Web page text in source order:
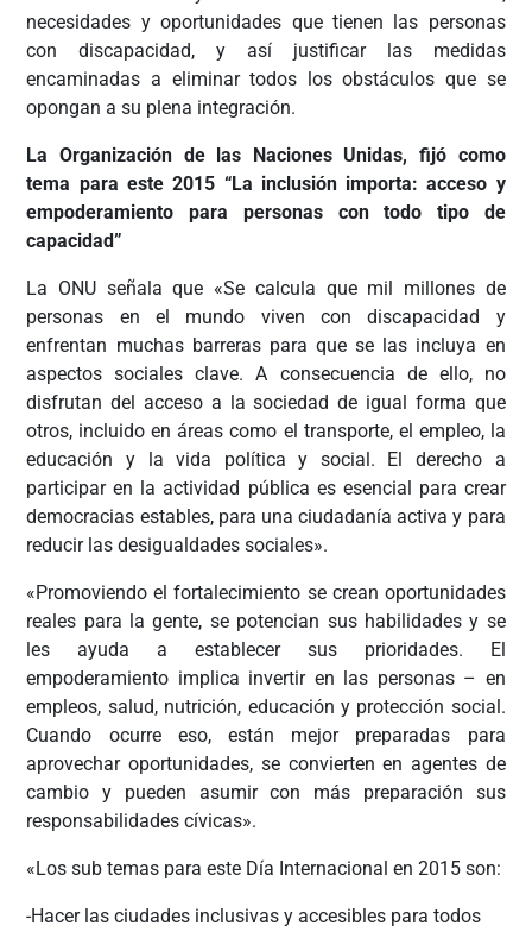
necesidades y oportunidades que tienen las personas
con discapacidad, y así justificar las medidas
encaminadas a eliminar todos los obstáculos que se
opongan a su plena integración.
La Organización de las Naciones Unidas, fijó como
tema para este 2015 “La inclusión importa: acceso y
empoderamiento para personas con todo tipo de
capacidad”
La ONU señala que «Se calcula que mil millones de
personas en el mundo viven con discapacidad y
enfrentan muchas barreras para que se las incluya en
aspectos sociales clave. A consecuencia de ello, no
disfrutan del acceso a la sociedad de igual forma que
otros, incluido en áreas como el transporte, el empleo, la
educación y la vida política y social. El derecho a
participar en la actividad pública es esencial para crear
democracias estables, para una ciudadanía activa y para
reducir las desigualdades sociales».
«Promoviendo el fortalecimiento se crean oportunidades
reales para la gente, se potencian sus habilidades y se
les ayuda a establecer sus prioridades. El
empoderamiento implica invertir en las personas – en
empleos, salud, nutrición, educación y protección social.
Cuando ocurre eso, están mejor preparadas para
aprovechar oportunidades, se convierten en agentes de
cambio y pueden asumir con más preparación sus
responsabilidades cívicas».
«Los sub temas para este Día Internacional en 2015 son:
-Hacer las ciudades inclusivas y accesibles para todos